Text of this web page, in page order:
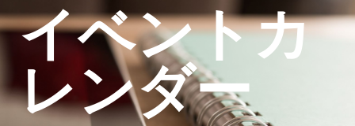
イベントカ
レンダー